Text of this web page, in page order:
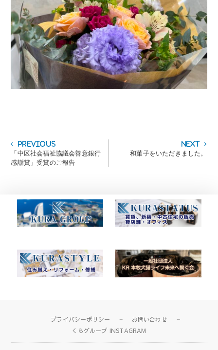
投
稿
ナ
ー
シ
ョ
PreviousPrevious
post:
「中区社会福祉協議会善意銀行
感謝賞」受賞のご報告
Next
post:和菓子をいただきました。
プライバシーポリシー
お問い合わせ
くらグループ INSTAGRAM